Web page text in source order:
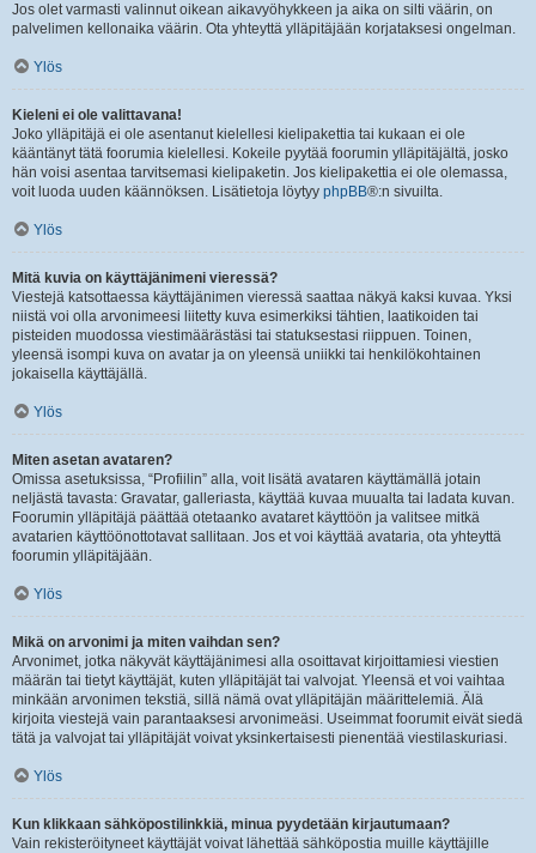
Jos olet varmasti valinnut oikean aikavyöhykkeen ja aika on silti väärin, on
palvelimen kellonaika väärin. Ota yhteyttä ylläpitäjään korjataksesi ongelman.
Ylös
Kieleni ei ole valittavana!
Joko ylläpitäjä ei ole asentanut kielellesi kielipakettia tai kukaan ei ole
kääntänyt tätä foorumia kielellesi. Kokeile pyytää foorumin ylläpitäjältä, josko
hän voisi asentaa tarvitsemasi kielipaketin. Jos kielipakettia ei ole olemassa,
voit luoda uuden käännöksen. Lisätietoja löytyy phpBB®:n sivuilta.
Ylös
Mitä kuvia on käyttäjänimeni vieressä?
Viestejä katsottaessa käyttäjänimen vieressä saattaa näkyä kaksi kuvaa. Yksi
niistä voi olla arvonimeesi liitetty kuva esimerkiksi tähtien, laatikoiden tai
pisteiden muodossa viestimäärästäsi tai statuksestasi riippuen. Toinen,
yleensä isompi kuva on avatar ja on yleensä uniikki tai henkilökohtainen
jokaisella käyttäjällä.
Ylös
Miten asetan avataren?
Omissa asetuksissa, “Profiilin” alla, voit lisätä avataren käyttämällä jotain
neljästä tavasta: Gravatar, galleriasta, käyttää kuvaa muualta tai ladata kuvan.
Foorumin ylläpitäjä päättää otetaanko avataret käyttöön ja valitsee mitkä
avatarien käyttöönottotavat sallitaan. Jos et voi käyttää avataria, ota yhteyttä
foorumin ylläpitäjään.
Ylös
Mikä on arvonimi ja miten vaihdan sen?
Arvonimet, jotka näkyvät käyttäjänimesi alla osoittavat kirjoittamiesi viestien
määrän tai tietyt käyttäjät, kuten ylläpitäjät tai valvojat. Yleensä et voi vaihtaa
minkään arvonimen tekstiä, sillä nämä ovat ylläpitäjän määrittelemiä. Älä
kirjoita viestejä vain parantaaksesi arvonimeäsi. Useimmat foorumit eivät siedä
tätä ja valvojat tai ylläpitäjät voivat yksinkertaisesti pienentää viestilaskuriasi.
Ylös
Kun klikkaan sähköpostilinkkiä, minua pyydetään kirjautumaan?
Vain rekisteröityneet käyttäjät voivat lähettää sähköpostia muille käyttäjille